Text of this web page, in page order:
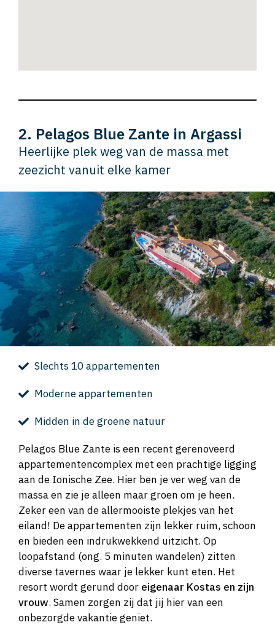
2. Pelagos Blue Zante in Argassi
Heerlijke plek weg van de massa met
zeezicht vanuit elke kamer
Slechts 10 appartementen
Moderne appartementen
Midden in de groene natuur
Pelagos Blue Zante is een recent gerenoveerd
appartementencomplex met een prachtige ligging
aan de Ionische Zee. Hier ben je ver weg van de
massa en zie je alleen maar groen om je heen.
Zeker een van de allermooiste plekjes van het
eiland! De appartementen zijn lekker ruim, schoon
en bieden een indrukwekkend uitzicht. Op
loopafstand (ong. 5 minuten wandelen) zitten
diverse tavernes waar je lekker kunt eten. Het
resort wordt gerund door eigenaar Kostas en zijn
vrouw. Samen zorgen zij dat jij hier van een
onbezorgde vakantie geniet.